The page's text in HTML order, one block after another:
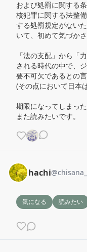
および処罰に関する
核犯罪に関する法整
する処罰規定がない
いて、初めて気づかさ
「法の支配」から「
される時代の中で、
要不可欠であるとの
(その点において日本
期限になってしまっ
また読みたいです。
hachi@
気になる 読みたい